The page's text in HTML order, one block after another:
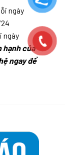
ngày
ngày
hạnh của
ngay để